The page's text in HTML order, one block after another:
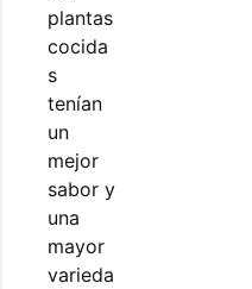
plantas
cocida
s
tenían
un
mejor
sabor y
una
mayor
varieda